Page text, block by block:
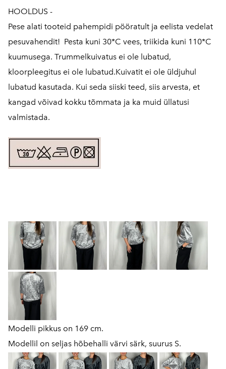
Modelli pikkus on 169 cm.
Modellil on seljas hõbehalli värvi särk, suurus S.
HOOLDUS -
Pese alati tooteid pahempidi pööratult ja eelista vedelat
pesuvahendit! Pesta kuni 30*C vees, triikida kuni 110*C
kuumusega. Trummelkuivatus ei ole lubatud,
kloorpleegitus ei ole lubatud.Kuivatit ei ole üldjuhul
lubatud kasutada. Kui seda siiski teed, siis arvesta, et
kangad võivad kokku tõmmata ja ka muid üllatusi
valmistada.